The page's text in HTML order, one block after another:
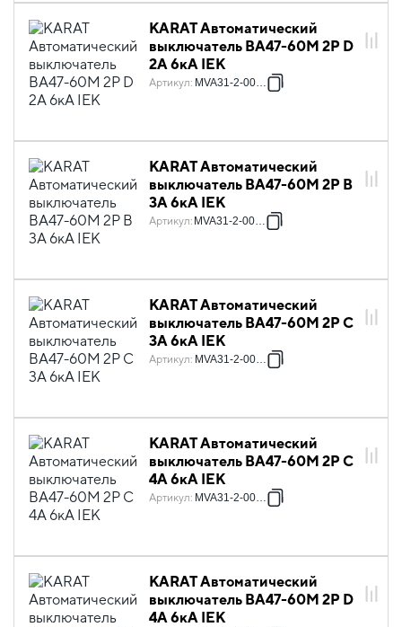
KARAT Автоматический
выключатель ВА47-60M 2P D
2А 6кА IEK
Артикул: MVA31-2-002-D
KARAT Автоматический
выключатель ВА47-60M 2P B
3А 6кА IEK
Артикул: MVA31-2-003-B
KARAT Автоматический
выключатель ВА47-60M 2P C
3А 6кА IEK
Артикул: MVA31-2-003-C
KARAT Автоматический
выключатель ВА47-60M 2P C
4А 6кА IEK
Артикул: MVA31-2-004-C
KARAT Автоматический
выключатель ВА47-60M 2P D
4А 6кА IEK